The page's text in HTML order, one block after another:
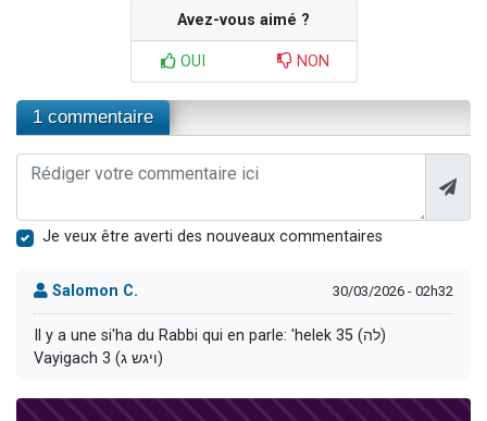
Avez-vous aimé ?
OUI NON
1 commentaire
Je veux être averti des nouveaux commentaires
Salomon C. 30/03/2026 - 02h32
Il y a une si'ha du Rabbi qui en parle: 'helek 35 (לה)
Vayigach 3 (ויגש ג)